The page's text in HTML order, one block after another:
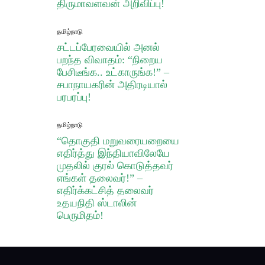
திருமாவளவன் அறிவிப்பு!
தமிழ்நாடு
சட்டப்பேரவையில் அனல்
பறந்த விவாதம்: “நிறைய
பேசிடீங்க.. உட்காருங்க!” –
சபாநாயகரின் அதிரடியால்
பரபரப்பு!
தமிழ்நாடு
“தொகுதி மறுவரையறையை
எதிர்த்து இந்தியாவிலேயே
முதலில் குரல் கொடுத்தவர்
எங்கள் தலைவர்!” –
எதிர்க்கட்சித் தலைவர்
உதயநிதி ஸ்டாலின்
பெருமிதம்!